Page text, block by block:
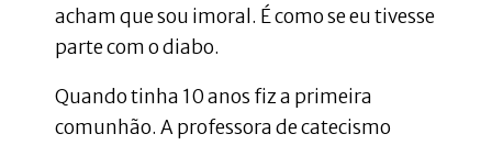
acham que sou imoral. É como se eu tivesse
parte com o diabo.
Quando tinha 10 anos fiz a primeira
comunhão. A professora de catecismo